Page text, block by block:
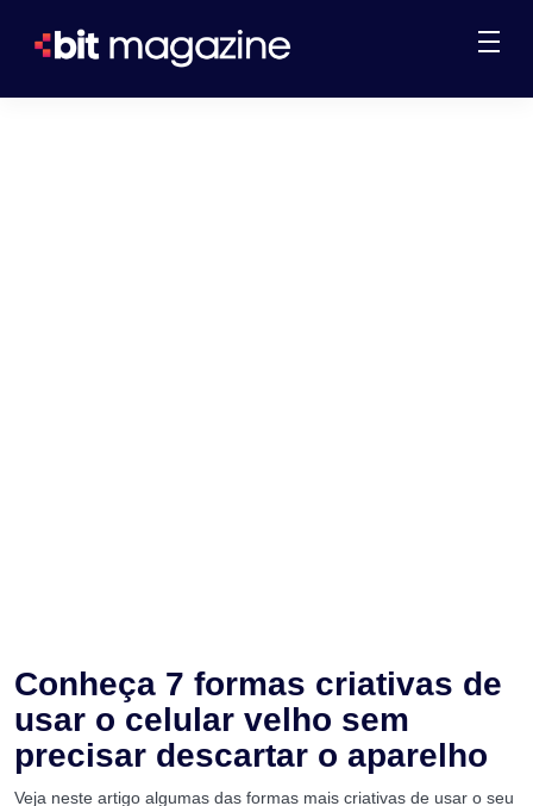
Conheça 7 formas criativas de
usar o celular velho sem
precisar descartar o aparelho
Veja neste artigo algumas das formas mais criativas de usar o seu